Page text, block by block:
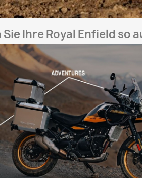
Sie Ihre Royal Enfield so